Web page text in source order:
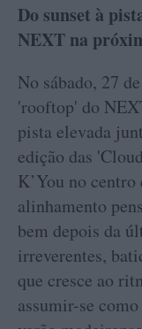
Do sunset à
NEXT na
No sábado, 27
'rooftop' do
pista elevada
edição das
K’You no
alinhamento
bem depois da
irreverentes,
que cresce ao
assumir-se